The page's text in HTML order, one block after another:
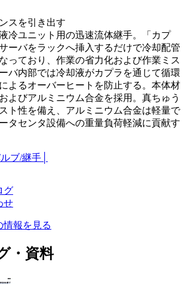
スを引き出す
冷ユニット用の迅速流体継手。「カプ
ーバをラックへ挿入するだけで冷却配管
っており、作業の省力化および作業ミス
バ内部では冷却液がカプラを通じて循環
よるオーバーヒートを防止する。本体材
よびアルミニウム合金を採用。真ちゅう
ト性を備え、アルミニウム合金は軽量で
タセンタ設備への重量負荷軽減に貢献す
ブ/継手
・資料